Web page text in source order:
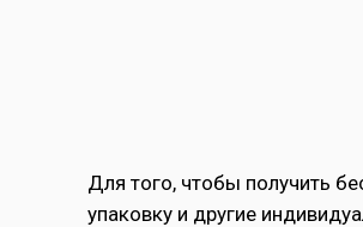
Для того, чтобы получить
упаковку и другие